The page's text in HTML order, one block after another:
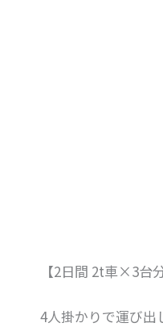
【2日間 2t車×3台
4人掛かりで運び出